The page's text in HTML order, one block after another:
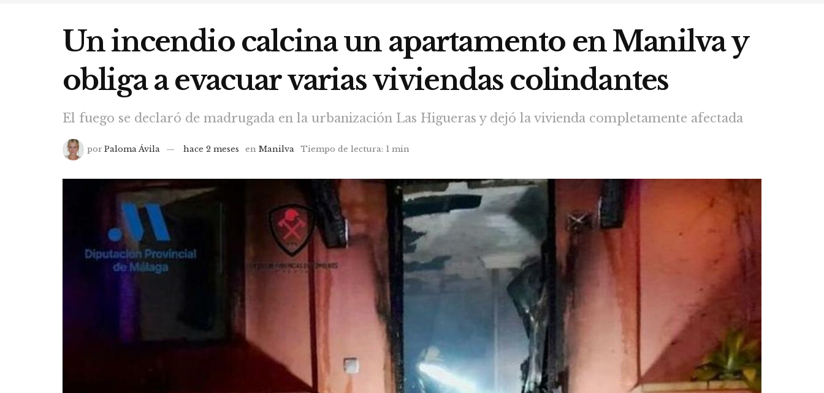
Un incendio calcina un apartamento en Manilva y
obliga a evacuar varias viviendas colindantes
El fuego se declaró de madrugada en la urbanización Las Higueras y dejó la vivienda completamente afectada
por Paloma Ávila hace 2 meses en Manilva Tiempo de lectura: 1 min